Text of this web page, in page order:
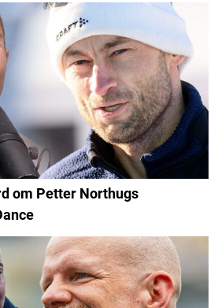
om Petter Northugs